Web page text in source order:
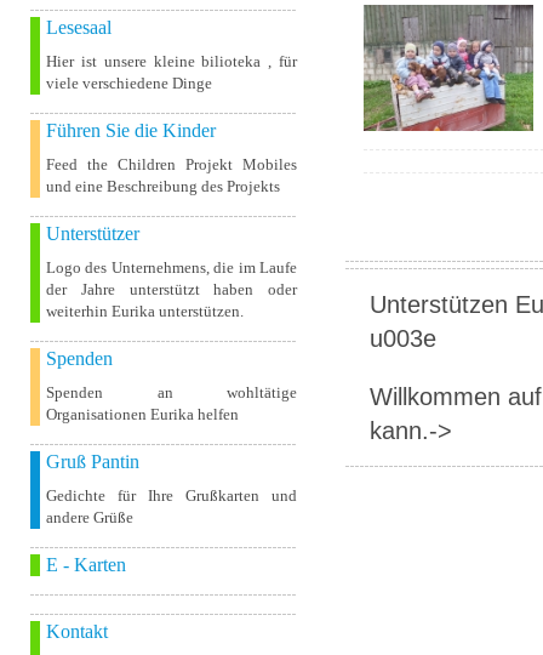
Lesesaal
Hier ist unsere kleine bilioteka , für
viele verschiedene Dinge
Führen Sie die Kinder
Feed the Children Projekt Mobiles
und eine Beschreibung des Projekts
Unterstützer
Logo des Unternehmens, die im Laufe
der Jahre unterstützt haben oder
weiterhin Eurika unterstützen.
Spenden
Spenden an wohltätige
Organisationen Eurika helfen
Gruß Pantin
Gedichte für Ihre Grußkarten und
andere Grüße
E - Karten
Kontakt
Unterstützen
u003e
Willkommen
kann.->